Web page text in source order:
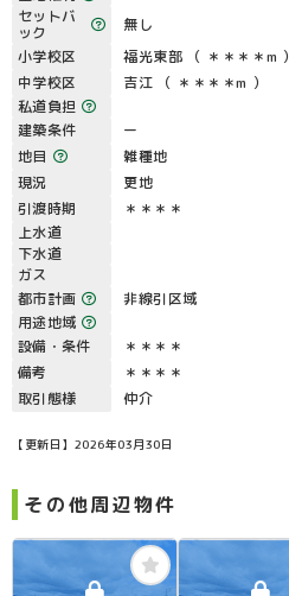
セットバ
ック
無し
小学校区
福光東部 （ ＊＊＊＊m ）
中学校区
吉江 （ ＊＊＊＊m ）
私道負担
建築条件
ー
地目
雑種地
現況
更地
引渡時期
＊＊＊＊
上水道
下水道
ガス
都市計画
非線引区域
用途地域
設備・条件
＊＊＊＊
備考
＊＊＊＊
取引態様
仲介
【更新日】2026年03月30日
その他周辺物件